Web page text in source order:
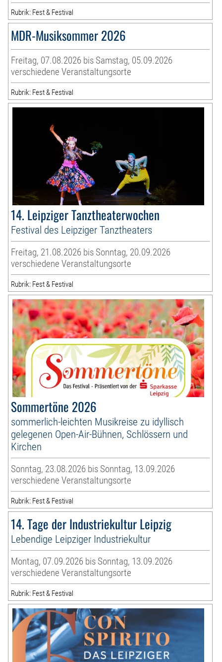
Rubrik: Fest & Festival
MDR-Musiksommer 2026
Freitag, 07.08.2026 bis Samstag, 05.09.2026
verschiedene Veranstaltungsorte
Rubrik: Fest & Festival
14. Leipziger Tanztheaterwochen
Festival des Leipziger Tanztheaters
Freitag, 21.08.2026 bis Sonntag, 20.09.2026
verschiedene Veranstaltungsorte
Rubrik: Fest & Festival
Sommertöne 2026
sommerlich-leichten Musikreise zu idyllisch
gelegenen Open-Air-Bühnen, Schlössern und
Kirchen
Sonntag, 23.08.2026 bis Sonntag, 13.09.2026
verschiedene Veranstaltungsorte
Rubrik: Fest & Festival
14. Tage der Industriekultur Leipzig
Lebendige Leipziger Industriekultur
Montag, 07.09.2026 bis Sonntag, 13.09.2026
verschiedene Veranstaltungsorte
Rubrik: Fest & Festival